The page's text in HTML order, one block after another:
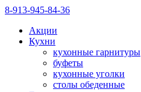
8-913-945-84-36
Акции
Кухни
кухонные гарнитуры
буфеты
кухонные уголки
столы обеденные